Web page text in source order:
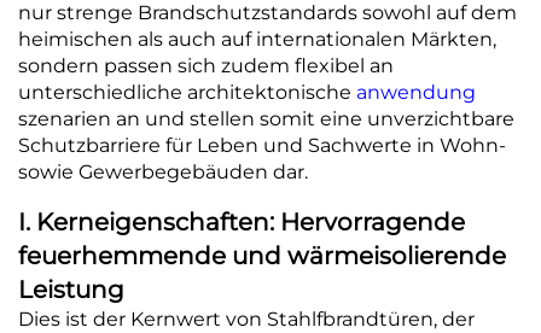
Kontaktieren Sie Uns
nur strenge Brandschutzstandards sowohl auf dem
heimischen als auch auf internationalen Märkten,
sondern passen sich zudem flexibel an
unterschiedliche architektonische anwendung
szenarien an und stellen somit eine unverzichtbare
Schutzbarriere für Leben und Sachwerte in Wohn-
sowie Gewerbegebäuden dar.
I. Kerneigenschaften: Hervorragende
feuerhemmende und wärmeisolierende
Leistung
Dies ist der Kernwert von Stahlfbrandtüren, der